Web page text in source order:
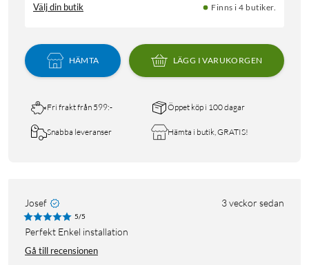
Välj din butik Finns i 4 butiker.
HÄMTA LÄGG I VARUKORGEN
Fri frakt från 599:- Öppet köp i 100 dagar
Snabba leveranser Hämta i butik, GRATIS!
Josef 3 veckor sedan
5/5
Perfekt Enkel installation
Gå till recensionen